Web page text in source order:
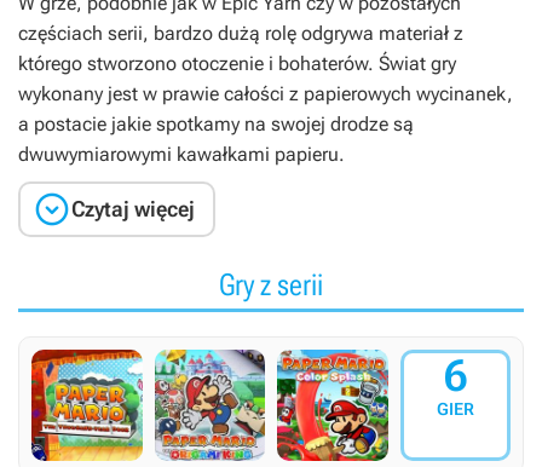
częściach serii, bardzo dużą rolę odgrywa materiał z
którego stworzono otoczenie i bohaterów. Świat gry
wykonany jest w prawie całości z papierowych wycinanek,
a postacie jakie spotkamy na swojej drodze są
dwuwymiarowymi kawałkami papieru.
Czytaj więcej
Gry z serii
6
GIER